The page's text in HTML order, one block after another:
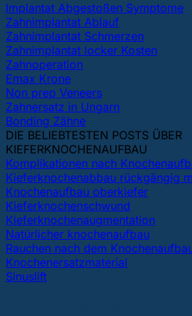
Implantat Abgestoßen Symptome
Zahnimplantat Ablauf
Zahnimplantat Schmerzen
Zahnimplantat locker Kosten
Zahnoperation
Emax Krone
Non prep Veneers
Zahnersatz in Ungarn
Bonding Zähne
DIE BELIEBTESTEN POSTS ÜBER
KIEFERKNOCHENAUFBAU
Komplikationen nach
Kieferknochenabbau rückgängig
Knochenaufbau oberkiefer
Kieferknochenschwund
Kieferknochenaugmentation
Natürlicher knochenaufbau
Rauchen nach dem
Knochenersatzmaterial
Sinuslift